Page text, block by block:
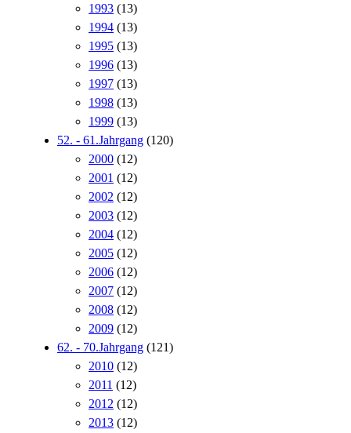
1993 (13)
1994 (13)
1995 (13)
1996 (13)
1997 (13)
1998 (13)
1999 (13)
52. - 61.Jahrgang (120)
2000 (12)
2001 (12)
2002 (12)
2003 (12)
2004 (12)
2005 (12)
2006 (12)
2007 (12)
2008 (12)
2009 (12)
62. - 70.Jahrgang (121)
2010 (12)
2011 (12)
2012 (12)
2013 (12)